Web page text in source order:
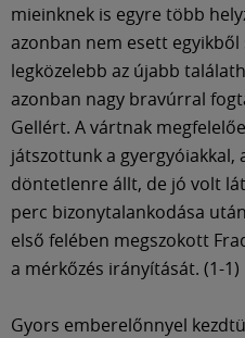
mieinknek is egyre több
azonban nem esett
legközelebb az újabb
azonban nagy bravúrral
Gellért. A vártnak
játszottunk a gyergyóiakkal,
döntetlenre állt, de jó volt
perc bizonytalankodása
első felében megszokott
a mérkőzés irányítását. (1-1)
Gyors emberelőnnyel